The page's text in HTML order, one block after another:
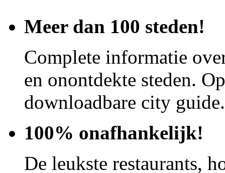
Meer dan 100 steden!
Complete informatie
en onontdekte steden.
downloadbare city guide.
100% onafhankelijk!
De leukste restaurants,